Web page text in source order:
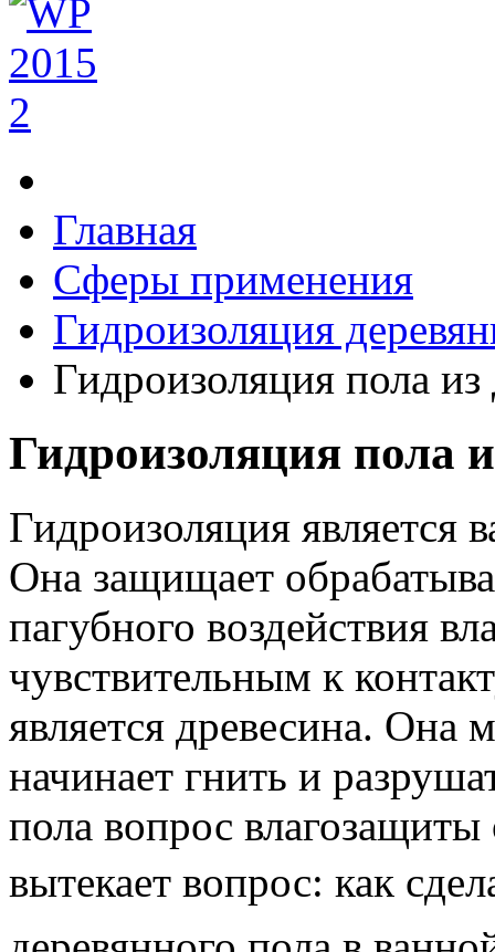
Главная
Сферы применения
Гидроизоляция
Гидроизоляция пола из
Гидроизоляция пола
Гидроизоляция является
Она защищает
пагубного воздействия
чувствительным к
является древесина. Она
начинает гнить и
пола вопрос
вытекает вопрос: как